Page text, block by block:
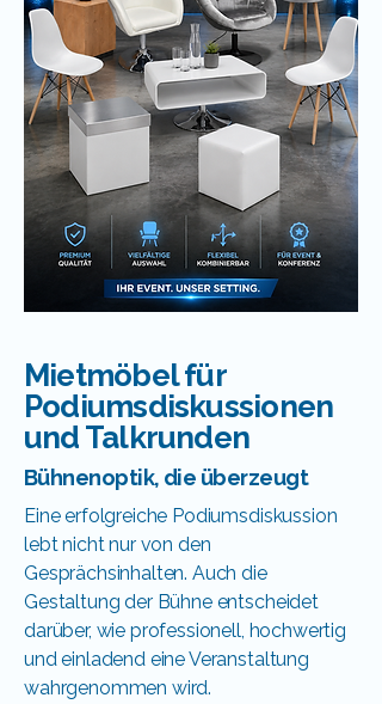
Mietmöbel für
Podiumsdiskussionen
und Talkrunden
Bühnenoptik, die überzeugt
Eine erfolgreiche Podiumsdiskussion
lebt nicht nur von den
Gesprächsinhalten. Auch die
Gestaltung der Bühne entscheidet
darüber, wie professionell, hochwertig
und einladend eine Veranstaltung
wahrgenommen wird.